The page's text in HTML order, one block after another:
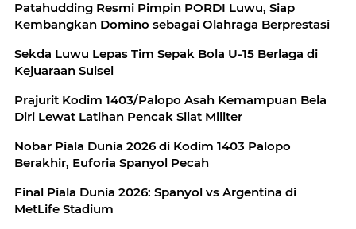
Patahudding Resmi Pimpin PORDI Luwu, Siap
Kembangkan Domino sebagai Olahraga Berprestasi
Sekda Luwu Lepas Tim Sepak Bola U-15 Berlaga di
Kejuaraan Sulsel
Prajurit Kodim 1403/Palopo Asah Kemampuan Bela
Diri Lewat Latihan Pencak Silat Militer
Nobar Piala Dunia 2026 di Kodim 1403 Palopo
Berakhir, Euforia Spanyol Pecah
Final Piala Dunia 2026: Spanyol vs Argentina di
MetLife Stadium